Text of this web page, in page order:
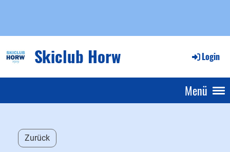
Skiclub Horw Login
Menü
Zurück